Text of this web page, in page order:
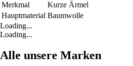
Merkmal
Kurze Ärmel
Hauptmaterial Baumwolle
Loading...
Loading...
Alle unsere Marken